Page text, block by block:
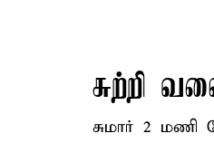
சுற்றி
சுமார் 2 மணி